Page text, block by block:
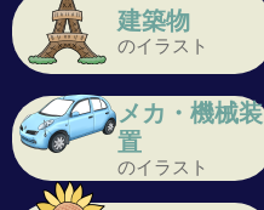
建築物
のイラスト
メカ・機械装
置
のイラスト